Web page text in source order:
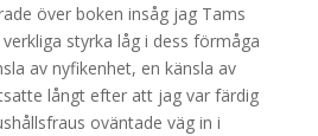
över boken insåg jag Tams
styrka låg i dess förmåga
av nyfikenhet, en känsla av
långt efter att jag var färdig
oväntade väg in i